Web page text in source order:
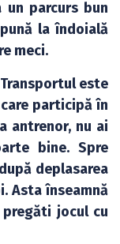
un parcurs bun
la îndoială
meci.
este
participă în
antrenor, nu ai
bine. Spre
deplasarea
Asta înseamnă
jocul cu